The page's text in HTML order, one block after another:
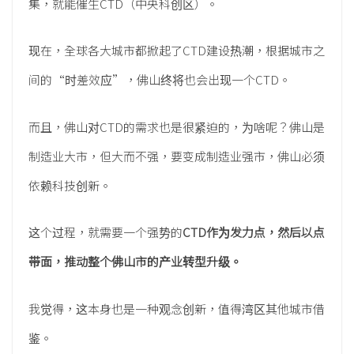
集，就能催生CTD（中央科创区）。
现在，全球各大城市都掀起了CTD建设热潮，根据城市之
间的“时差效应”，佛山终将也会出现一个CTD。
而且，佛山对CTD的需求也是很紧迫的，为啥呢？佛山是
制造业大市，但大而不强，要变成制造业强市，佛山必须
依赖科技创新。
这个过程，就需要一个强势的CTD作为发力点，然后以点
带面，推动整个佛山市的产业转型升级。
我觉得，这本身也是一种观念创新，值得湾区其他城市借
鉴。